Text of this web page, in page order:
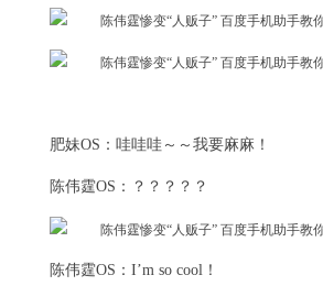
肥妹OS：哇哇哇～～我要麻麻！
陈伟霆OS：？？？？？
陈伟霆OS：I’m so cool！